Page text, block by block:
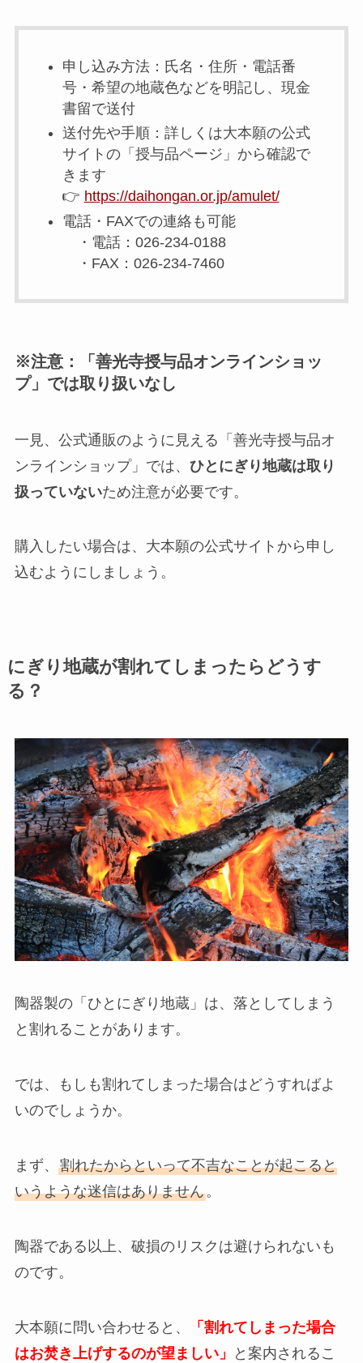
申し込み方法：氏名・住所・電話番
号・希望の地蔵色などを明記し、現金
書留で送付
送付先や手順：詳しくは大本願の公式
サイトの「授与品ページ」から確認で
きます
👉 https://daihongan.or.jp/amulet/
電話・FAXでの連絡も可能
・電話：026-234-0188
・FAX：026-234-7460
※注意：「善光寺授与品オンラインショッ
プ」では取り扱いなし
一見、公式通販のように見える「善光寺授与品オ
ンラインショップ」では、 ひとにぎり地蔵は取り
扱っていないため注意が必要です。
購入したい場合は、大本願の公式サイトから申し
込むようにしましょう。
にぎり地蔵が割れてしまったらどうす
る？
陶器製の「ひとにぎり地蔵」は、落としてしまう
と割れることがあります。
では、もしも割れてしまった場合はどうすればよ
いのでしょうか。
まず、 割れたからといって不吉なことが起こると
いうような迷信はありません。
陶器である以上、破損のリスクは避けられないも
のです。
大本願に問い合わせると、
「割れてしまった場合
はお焚き上げするのが望ましい」
と案内されるこ